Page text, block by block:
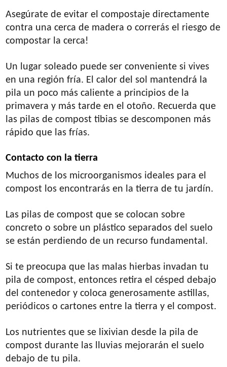
Asegúrate de evitar el compostaje directamente
contra una cerca de madera o correrás el riesgo de
compostar la cerca!
Un lugar soleado puede ser conveniente si vives
en una región fría. El calor del sol mantendrá la
pila un poco más caliente a principios de la
primavera y más tarde en el otoño. Recuerda que
las pilas de compost tibias se descomponen más
rápido que las frías.
Contacto con la tierra
Muchos de los microorganismos ideales para el
compost los encontrarás en la tierra de tu jardín.
Las pilas de compost que se colocan sobre
concreto o sobre un plástico separados del suelo
se están perdiendo de un recurso fundamental.
Si te preocupa que las malas hierbas invadan tu
pila de compost, entonces retira el césped debajo
del contenedor y coloca generosamente astillas,
periódicos o cartones entre la tierra y el compost.
Los nutrientes que se lixivian desde la pila de
compost durante las lluvias mejorarán el suelo
debajo de tu pila.